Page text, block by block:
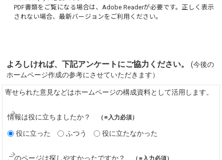
PDF書類をご覧になる場合は、Adobe Readerが必要です。正しく表示
されない場合、最新バージョンをご利用ください。